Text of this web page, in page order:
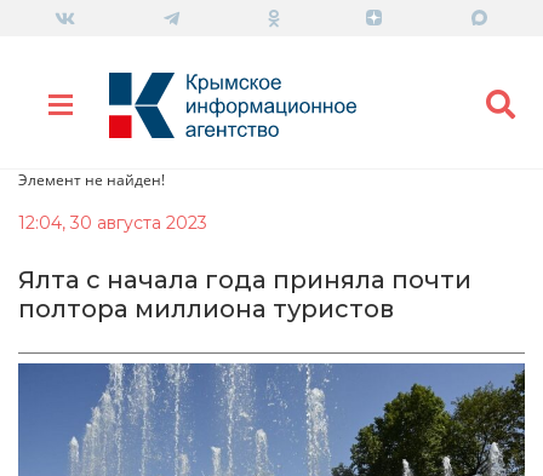
Элемент не найден!
12:04, 30 августа 2023
Ялта с начала года приняла почти
полтора миллиона туристов